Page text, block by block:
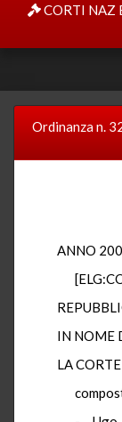
CORTI NAZ
Ordinanza n.
ANNO
IN NOME
LA